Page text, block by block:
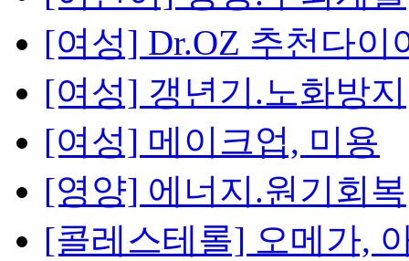
[여성] Dr.OZ 추천다이
[여성] 갱년기.노화방지
[여성] 메이크업, 미용
[영양] 에너지.원기회복
[콜레스테롤] 오메가,